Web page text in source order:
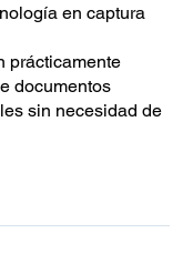
en captura
prácticamente
documentos
sin necesidad de